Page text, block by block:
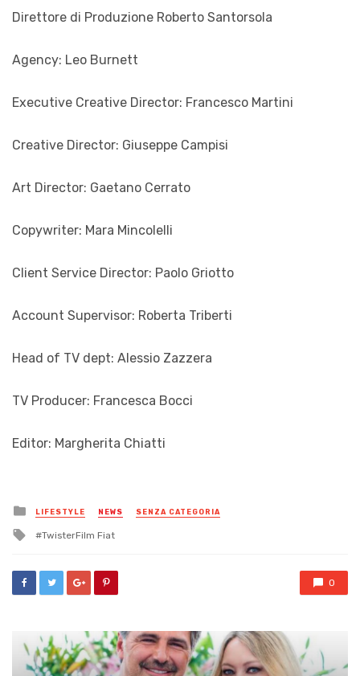
Direttore di Produzione Roberto Santorsola
Agency: Leo Burnett
Executive Creative Director: Francesco Martini
Creative Director: Giuseppe Campisi
Art Director: Gaetano Cerrato
Copywriter: Mara Mincolelli
Client Service Director: Paolo Griotto
Account Supervisor: Roberta Triberti
Head of TV dept: Alessio Zazzera
TV Producer: Francesca Bocci
Editor: Margherita Chiatti
Posted
in
LIFESTYLE NEWS SENZA CATEGORIA
Tagged
TwisterFilm Fiat
0